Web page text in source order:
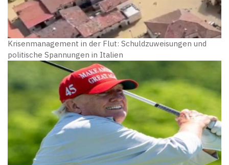
Krisenmanagement in der Flut: Schuldzuweisungen und
politische Spannungen in Italien